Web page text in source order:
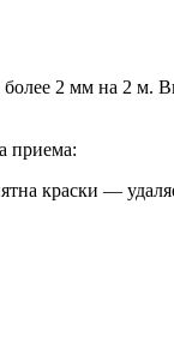
2 мм на 2 м.
приема:
краски —